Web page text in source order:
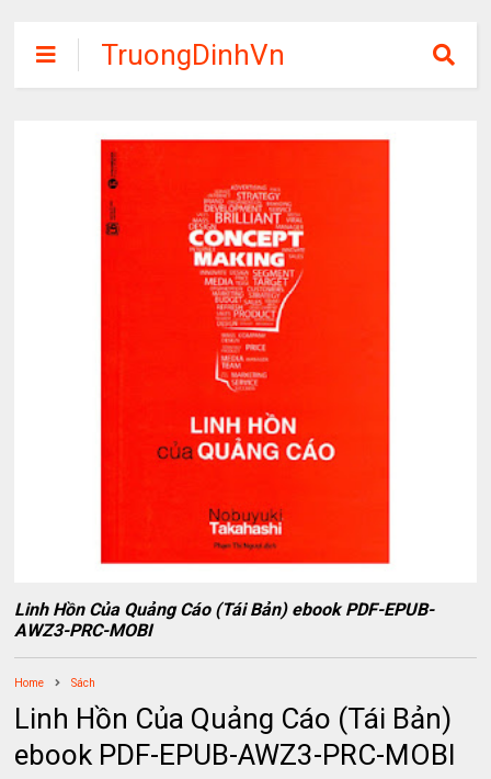
TruongDinhVn
Chia sẽ ebook,
phần mềm học
tập miễn phí
Linh Hồn Của Quảng Cáo (Tái Bản) ebook PDF-EPUB-
AWZ3-PRC-MOBI
Home Sách
Linh Hồn Của Quảng Cáo (Tái Bản)
ebook PDF-EPUB-AWZ3-PRC-MOBI